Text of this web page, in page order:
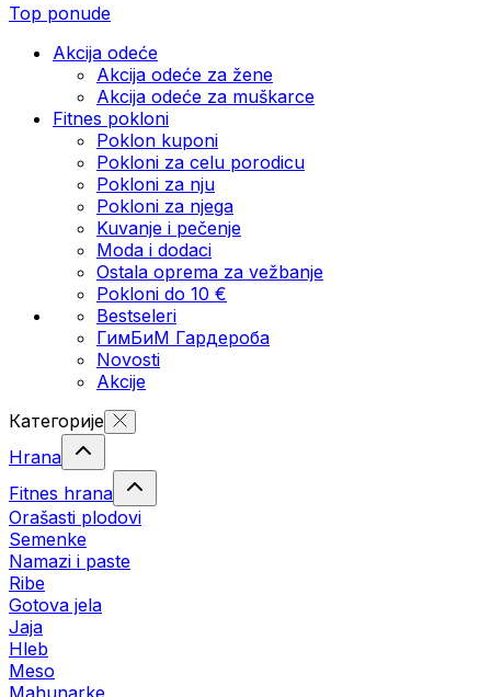
Top ponude
Akcija odeće
Akcija odeće za žene
Akcija odeće za muškarce
Fitnes pokloni
Poklon kuponi
Pokloni za celu porodicu
Pokloni za nju
Pokloni za njega
Kuvanje i pečenje
Moda i dodaci
Ostala oprema za vežbanje
Pokloni do 10 €
Bestseleri
ГимБиМ Гардeробa
Novosti
Akcije
Категорије
Hrana
Fitnes hrana
Orašasti plodovi
Semenke
Namazi i paste
Ribe
Gotova jela
Јаја
Hleb
Meso